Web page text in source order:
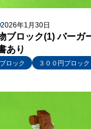
2026年1月30日
ブロック(1) バーガ
あり
ロック
３００円ブロック